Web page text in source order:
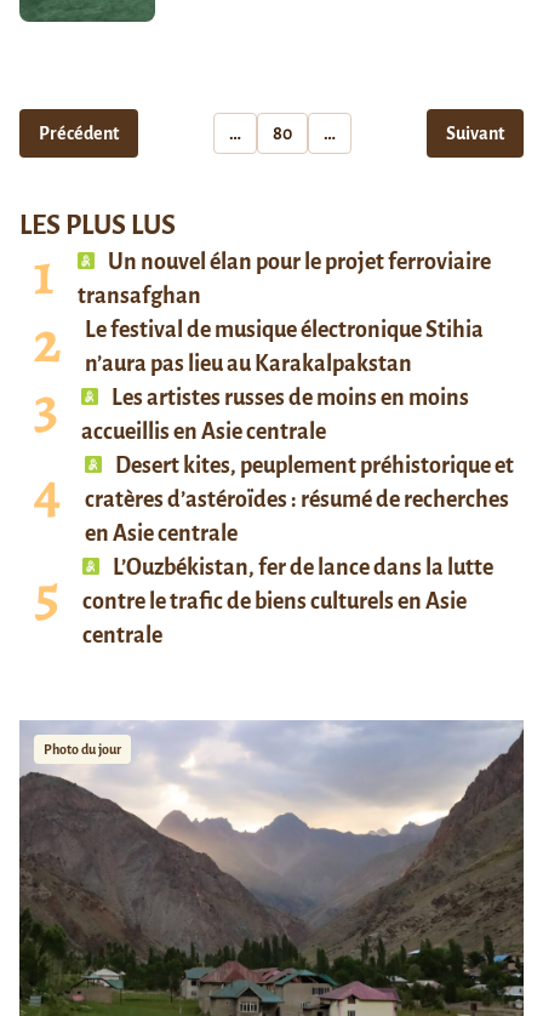
Précédent … 80 … Suivant
LES PLUS LUS
Un nouvel élan pour le projet ferroviaire
transafghan
Le festival de musique électronique Stihia
n’aura pas lieu au Karakalpakstan
Les artistes russes de moins en moins
accueillis en Asie centrale
Desert kites, peuplement préhistorique et
cratères d’astéroïdes : résumé de recherches
en Asie centrale
L’Ouzbékistan, fer de lance dans la lutte
contre le trafic de biens culturels en Asie
centrale
Photo du jour